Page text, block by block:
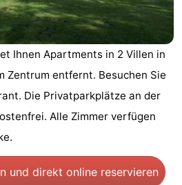
Ihnen Apartments in 2 Villen in
Zentrum entfernt. Besuchen Sie
Die Privatparkplätze an der
Alle Zimmer verfügen
und direkt online reservieren